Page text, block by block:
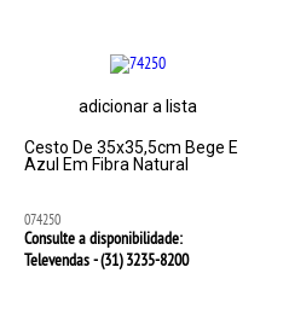
adicionar a lista
Cesto De 35x35,5cm Bege E
Azul Em Fibra Natural
074250
Consulte a disponibilidade:
Televendas - (31)3235-8200